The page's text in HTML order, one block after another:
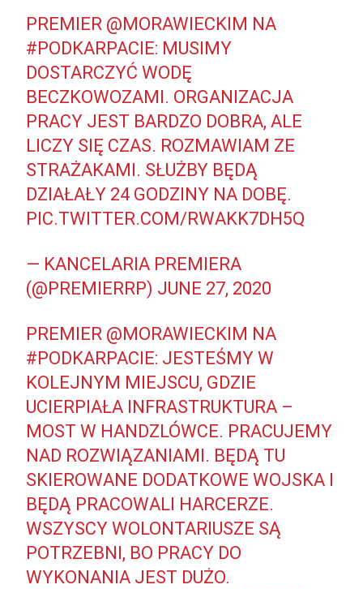
PREMIER @MORAWIECKIM NA
#PODKARPACIE: MUSIMY
DOSTARCZYĆ WODĘ
BECZKOWOZAMI. ORGANIZACJA
PRACY JEST BARDZO DOBRA, ALE
LICZY SIĘ CZAS. ROZMAWIAM ZE
STRAŻAKAMI. SŁUŻBY BĘDĄ
DZIAŁAŁY 24 GODZINY NA DOBĘ.
PIC.TWITTER.COM/RWAKK7DH5Q
— KANCELARIA PREMIERA
(@PREMIERRP) JUNE 27, 2020
PREMIER @MORAWIECKIM NA
#PODKARPACIE: JESTEŚMY W
KOLEJNYM MIEJSCU, GDZIE
UCIERPIAŁA INFRASTRUKTURA –
MOST W HANDZLÓWCE. PRACUJEMY
NAD ROZWIĄZANIAMI. BĘDĄ TU
SKIEROWANE DODATKOWE WOJSKA I
BĘDĄ PRACOWALI HARCERZE.
WSZYSCY WOLONTARIUSZE SĄ
POTRZEBNI, BO PRACY DO
WYKONANIA JEST DUŻO.